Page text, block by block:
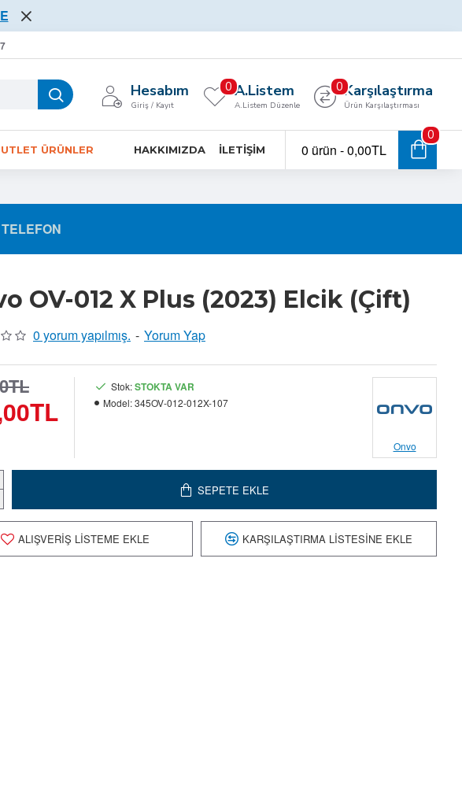
Hesabım
Giriş / Kayıt
A.Listem
A.Listem Düzenle
0 Karşılaştırma
Ürün Karşılaştırması
0
ÜRÜNLER HAKKIMIZDA İLETIŞIM 0 ürün - 0,00TL
0
TELEFON
OV-012 X Plus (2023) Elcik (Çift)
0 yorum yapılmış. - Yorum Yap
Stok:STOKTA VAR
Model:345OV-012-012X-107
Onvo
SEPETE EKLE
ALIŞVERIŞ LISTEME EKLE KARŞILAŞTIRMA LISTESINE EKLE